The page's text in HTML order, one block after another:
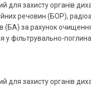
для захисту органів
речовин (БОР),
(БА) за рахунок
у фільтрувально-
для захисту органів